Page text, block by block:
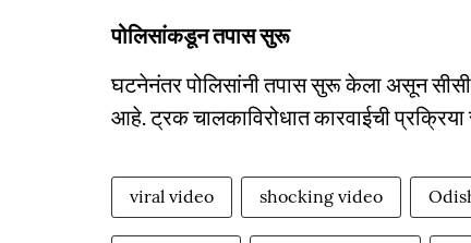
पोलिसांकडून तपास सुरू
घटनेनंतर पोलिसांनी तपास सुरू केला असून
आहे. ट्रक चालकाविरोधात कारवाईची
viral video shocking video